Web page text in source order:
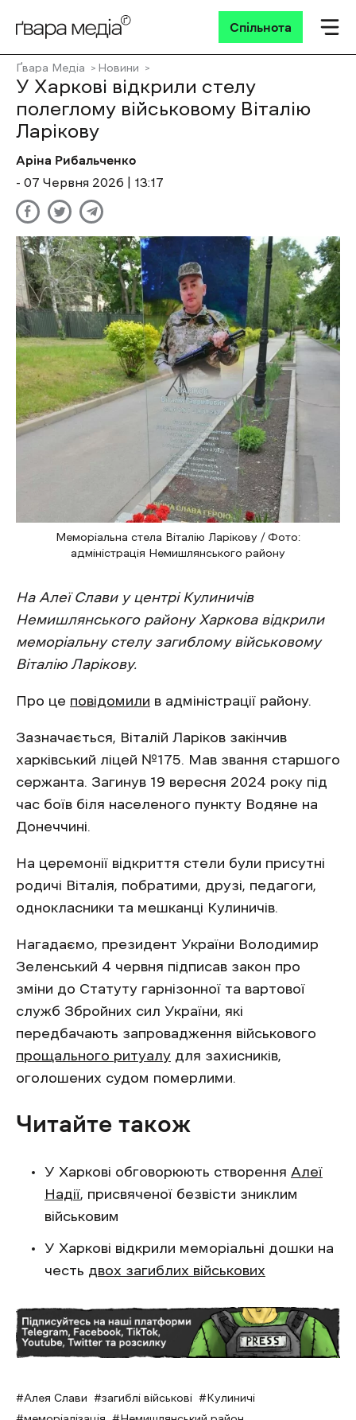
Спільнота
Ґвара Медіа Новини
У Харкові відкрили стелу
полеглому військовому Віталію
Ларікову
Аріна Рибальченко
- 07 Червня 2026 | 13:17
Меморіальна стела Віталію Ларікову / Фото:
адміністрація Немишлянського району
На Алеї Слави у центрі Кулиничів
Немишлянського району Харкова відкрили
меморіальну стелу загиблому військовому
Віталію Ларікову.
Про це повідомили в адміністрації району.
Зазначається, Віталій Ларіков закінчив
харківський ліцей №175. Мав звання старшого
сержанта. Загинув 19 вересня 2024 року під
час боїв біля населеного пункту Водяне на
Донеччині.
На церемонії відкриття стели були присутні
родичі Віталія, побратими, друзі, педагоги,
однокласники та мешканці Кулиничів.
Нагадаємо, президент України Володимир
Зеленський 4 червня підписав закон про
зміни до Статуту гарнізонної та вартової
служб Збройних сил України, які
передбачають запровадження військового
прощального ритуалу для захисників,
оголошених судом померлими.
Читайте також
У Харкові обговорюють створення Алеї
Надії, присвяченої безвісти зниклим
військовим
У Харкові відкрили меморіальні дошки на
честь двох загиблих військових
Алея Слави загиблі військові
Кулиничі